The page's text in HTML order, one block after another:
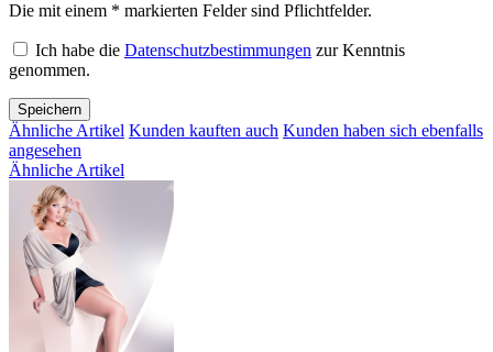
Die mit einem * markierten Felder sind Pflichtfelder.
Ich habe die Datenschutzbestimmungen zur Kenntnis
genommen.
Speichern
Ähnliche Artikel Kunden kauften auch Kunden haben sich ebenfalls
angesehen
Ähnliche Artikel